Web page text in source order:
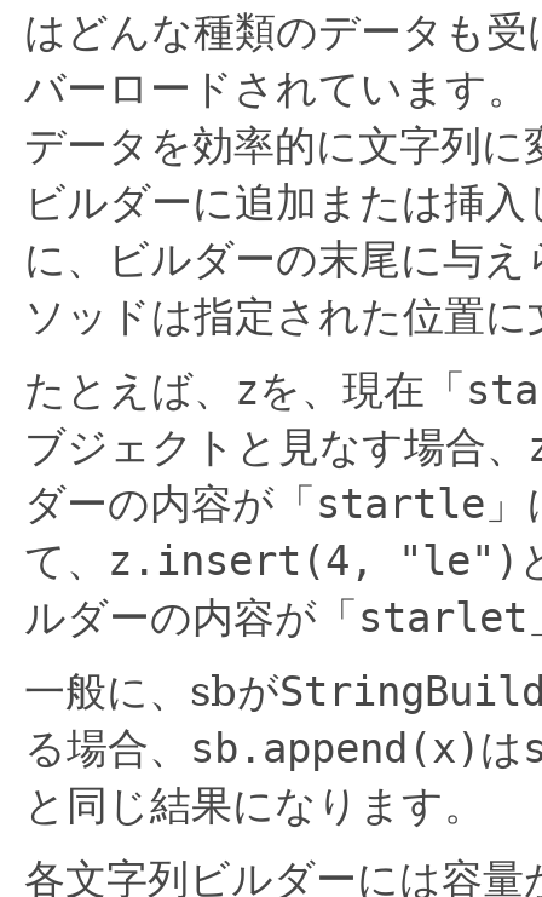
はどんな種類のデータも
バーロードされています。
データを効率的に文字列
ビルダーに追加または挿入
に、ビルダーの末尾に与
ソッドは指定された位置
たとえば、 zを、現在「
ブジェクトと見なす場合、
ダーの内容が「startle
て、 z.insert(4, "le")
ルダーの内容が「starlet
一般に、sbが
る場合、 sb.append(x) は
と同じ結果になります。
各文字列ビルダーには容量